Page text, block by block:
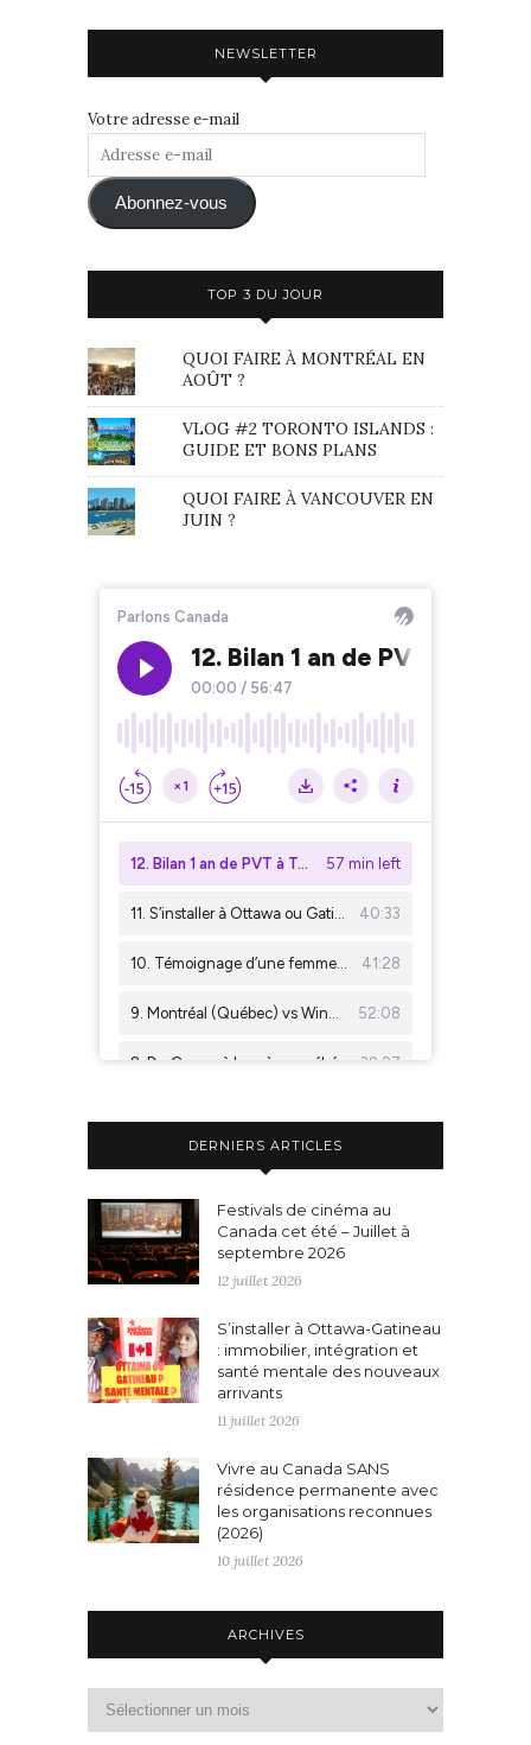
NEWSLETTER
Votre adresse e-mail
Adresse
mail Abonnez-vous
TOP 3 DU JOUR
QUOI FAIRE À MONTRÉAL EN
AOÛT ?
VLOG #2 TORONTO ISLANDS :
GUIDE ET BONS PLANS
QUOI FAIRE À VANCOUVER EN
JUIN ?
DERNIERS ARTICLES
Festivals de cinéma au
Canada cet été – Juillet à
septembre 2026
12 juillet 2026
S’installer à Ottawa-Gatineau
: immobilier, intégration et
santé mentale des nouveaux
arrivants
11 juillet 2026
Vivre au Canada SANS
résidence permanente avec
les organisations reconnues
(2026)
10 juillet 2026
ARCHIVES